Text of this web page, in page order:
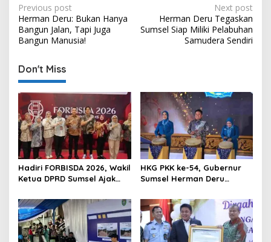
P
o
s
t
n
a
v
i
g
a
t
i
o
n
Previous post
Herman Deru: Bukan Hanya
Bangun Jalan, Tapi Juga
Bangun Manusia!
Next post
Herman Deru Tegaskan
Sumsel Siap Miliki Pelabuhan
Samudera Sendiri
Don't Miss
Hadiri FORBISDA 2026, Wakil
Ketua DPRD Sumsel Ajak
Kekuatan Ekonomi Baru
HKG PKK ke-54, Gubernur
Sumsel Herman Deru
dan Penguatan Peran
Perempuan